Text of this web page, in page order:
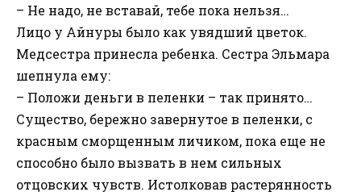
– Не надо, не вставай, тебе пока нельзя…
Лицо у Айнуры было как увядший цветок.
Медсестра принесла ребенка. Сестра Эльмара
шепнула ему:
– Положи деньги в пеленки – так принято…
Существо, бережно завернутое в пеленки, с
красным сморщенным личиком, пока еще не
способно было вызвать в нем сильных
отцовских чувств. Истолковав растерянность